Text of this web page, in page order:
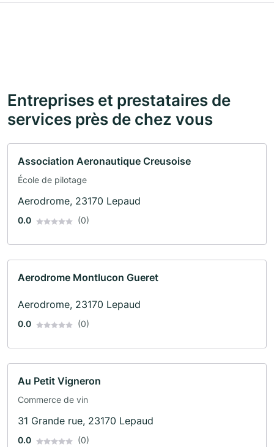
Entreprises et prestataires de
services près de chez vous
Association Aeronautique Creusoise
École de pilotage
Aerodrome, 23170 Lepaud
0.0 (0)
Aerodrome Montlucon Gueret
Aerodrome, 23170 Lepaud
0.0 (0)
Au Petit Vigneron
Commerce de vin
31 Grande rue, 23170 Lepaud
0.0 (0)